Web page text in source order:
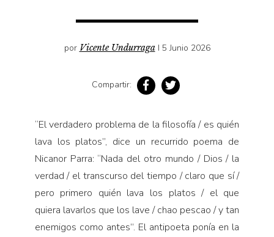
Personajes secundarios
Turismo accidental
Vidas paralelas
Voces y lecturas
por Vicente Undurraga I 5 Junio 2026
Compartir:
“El verdadero problema de la filosofía / es quién
lava los platos”, dice un recurrido poema de
Nicanor Parra: “Nada del otro mundo / Dios / la
verdad / el transcurso del tiempo / claro que sí /
pero primero quién lava los platos / el que
quiera lavarlos que los lave / chao pescao / y tan
enemigos como antes”. El antipoeta ponía en la